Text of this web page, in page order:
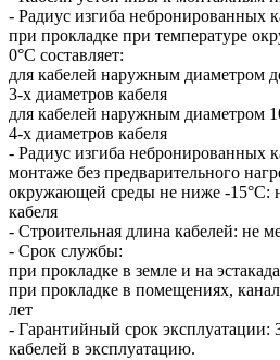
- Радиус изгиба небронированных
при прокладке при температуре
0°С составляет:
для кабелей наружным диаметром
3-х диаметров кабеля
для кабелей наружным диаметром
4-х диаметров кабеля
- Радиус изгиба небронированных
монтаже без предварительного
окружающей среды не ниже -15°С:
кабеля
- Строительная длина кабелей: не
- Срок службы:
при прокладке в земле и на
при прокладке в помещениях,
лет
- Гарантийный срок эксплуатации:
кабелей в эксплуатацию.